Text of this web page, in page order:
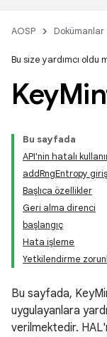
AOSP Dokümanlar
Bu size yardımcı oldu
Key
Bu sayfada
API'nin hatalı
addRngEntropy
Başlıca özellikler
Geri alma direnci
başlangıç
Hata işleme
Yetkilendirme
Bu sayfada,
uygulayanlara
verilmektedir.